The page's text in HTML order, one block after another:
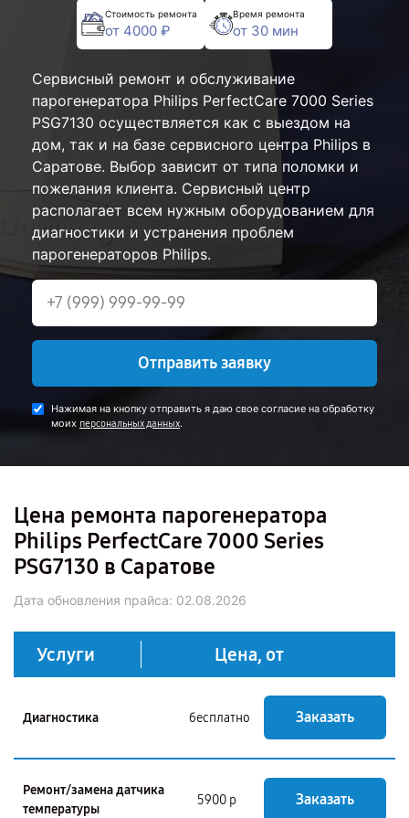
Стоимость ремонта
от 4000 ₽
Время ремонта
от 30 мин
Сервисный ремонт и обслуживание
парогенератора Philips PerfectCare 7000 Series
PSG7130 осуществляется как с выездом на
дом, так и на базе сервисного центра Philips в
Саратове. Выбор зависит от типа поломки и
пожелания клиента. Сервисный центр
располагает всем нужным оборудованием для
диагностики и устранения проблем
парогенераторов Philips.
Отправить заявку
Нажимая на кнопку отправить я даю свое согласие на обработку
моих персональных данных.
Цена ремонта парогенератора
Philips PerfectCare 7000 Series
PSG7130 в Саратове
Дата обновления прайса: 02.08.2026
Услуги Цена, от
Диагностика бесплатно Заказать
Ремонт/замена датчика
температуры
5900 р Заказать